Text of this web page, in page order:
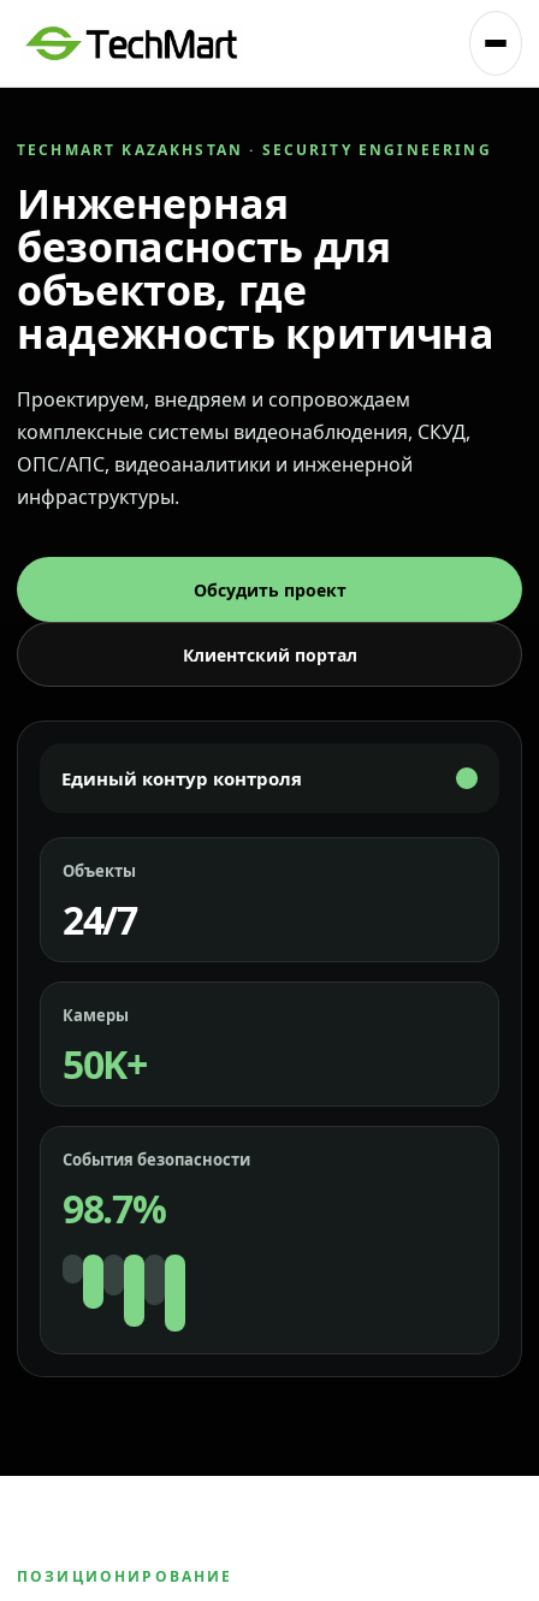
TECHMART KAZAKHSTAN · SECURITY ENGINEERING
Инженерная
безопасность для
объектов, где
надежность критична
Проектируем, внедряем и сопровождаем
комплексные системы видеонаблюдения, СКУД,
ОПС/АПС, видеоаналитики и инженерной
инфраструктуры.
Обсудить проект
Клиентский портал
Единый контур контроля
Объекты
24/7
Камеры
50K+
События безопасности
98.7%
ПОЗИЦИОНИРОВАНИЕ